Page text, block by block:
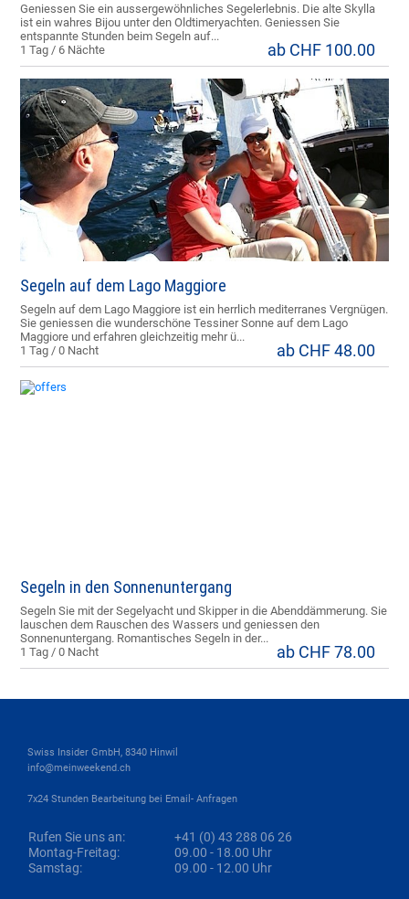
Geniessen Sie ein aussergewöhnliches Segelerlebnis. Die alte Skylla
ist ein wahres Bijou unter den Oldtimeryachten. Geniessen Sie
entspannte Stunden beim Segeln auf...
1 Tag / 6 Nächte
ab CHF 100.00
Segeln auf dem Lago Maggiore
Segeln auf dem Lago Maggiore ist ein herrlich mediterranes Vergnügen.
Sie geniessen die wunderschöne Tessiner Sonne auf dem Lago
Maggiore und erfahren gleichzeitig mehr ü...
1 Tag / 0 Nacht
ab CHF 48.00
Segeln in den Sonnenuntergang
Segeln Sie mit der Segelyacht und Skipper in die Abenddämmerung. Sie
lauschen dem Rauschen des Wassers und geniessen den
Sonnenuntergang. Romantisches Segeln in der...
1 Tag / 0 Nacht
ab CHF 78.00
Swiss Insider GmbH, 8340 Hinwil
info@meinweekend.ch
7x24 Stunden Bearbeitung bei Email- Anfragen
Rufen Sie uns an:
+41 (0) 43 288 06 26
Montag-Freitag:
09.00 - 18.00 Uhr
Samstag:
09.00 - 12.00 Uhr